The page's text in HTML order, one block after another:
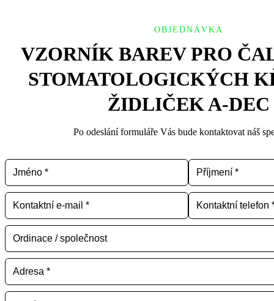
OBJEDNÁVKA
VZORNÍK BAREV PRO
STOMATOLOGICKÝCH
ŽIDLIČEK A-DEC
Po odeslání formuláře Vás bude kontaktovat náš